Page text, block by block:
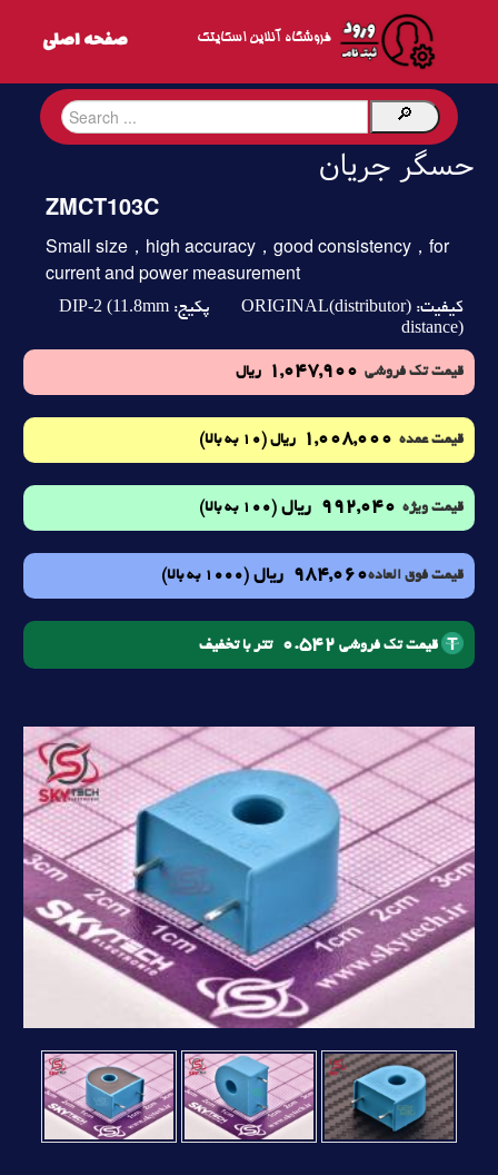
فروشگاه آنلاین اسکایتک
حسگر جریان
ZMCT103C
Small size，high accuracy，good consistency，for
current and power measurement
کیفیت: ORIGINAL(distributor) پکیج: DIP-2 (11.8mm
distance)
قیمت تک فروشی 1,047,900 ریال
قیمت عمده 1,008,000 ریال (10 به بالا)
قیمت ویژه 992,040 ریال (100 به بالا)
قیمت فوق العاده984,060 ریال (1000 به بالا)
قیمت تک فروشی 0.542 تتر با تخفیف